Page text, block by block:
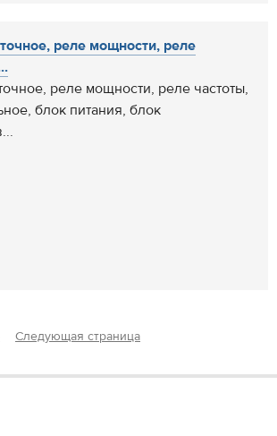
реле мощности, реле
реле мощности, реле частоты,
блок питания, блок
Следующая страница